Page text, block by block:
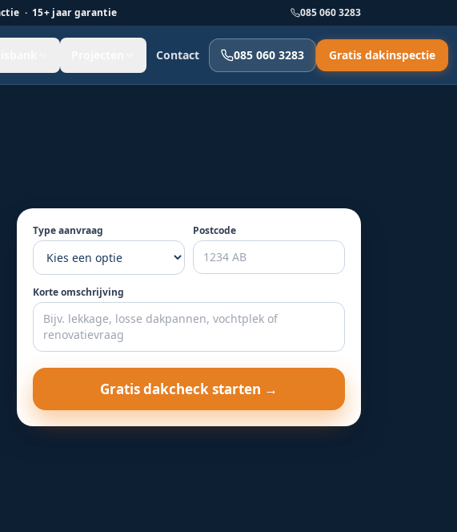
· 15+ jaar garantie 085 060 3283
Contact 085 060 3283 Gratis dakinspectie
Type aanvraag Postcode
Korte omschrijving
Gratis dakcheck starten →